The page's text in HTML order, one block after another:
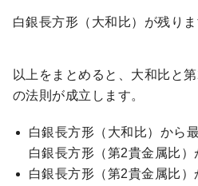
白銀長方形（大和比）が残りま
以上をまとめると、大和比と
の法則が成立します。
白銀長方形（大和比）から
白銀長方形（第2貴金属比）
白銀長方形（第2貴金属比